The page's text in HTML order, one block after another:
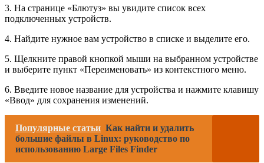
3. На странице «Блютуз» вы увидите список всех
подключенных устройств.
4. Найдите нужное вам устройство в списке и выделите его.
5. Щелкните правой кнопкой мыши на выбранном устройстве
и выберите пункт «Переименовать» из контекстного меню.
6. Введите новое название для устройства и нажмите клавишу
«Ввод» для сохранения изменений.
Популярные статьи Как найти и удалить
большие файлы в Linux: руководство по
использованию Large Files Finder